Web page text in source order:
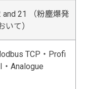
and 21 （粉塵爆発
いて）
TCP・Profi
Analogue